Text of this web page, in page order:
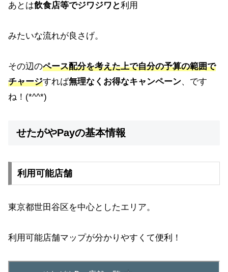
あとは飲食店等でジワジワと利用
みたいな流れが良さげ。
その辺のペース配分を考えた上で自分の予算の範囲で
チャージすれば無理なくお得なキャンペーン、です
ね！(*^^*)
せたがやPayの基本情報
利用可能店舗
東京都世田谷区を中心としたエリア。
利用可能店舗マップが分かりやすくて便利！